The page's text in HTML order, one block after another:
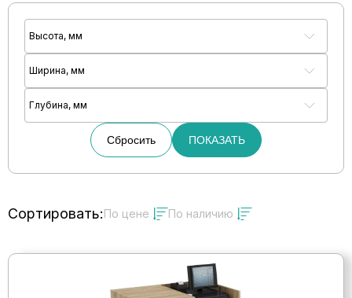
Высота, мм
Ширина, мм
Глубина, мм
Сбросить ПОКАЗАТЬ
Сортировать:По цене По наличию